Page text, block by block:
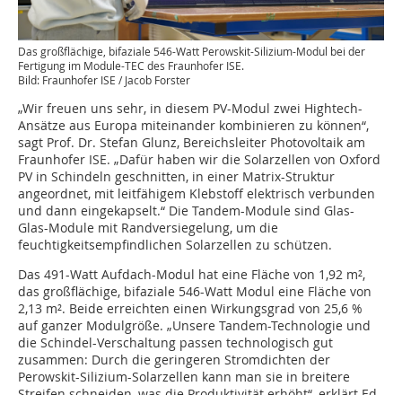
Das großflächige, bifaziale 546-Watt Perowskit-Silizium-Modul bei der
Fertigung im Module-TEC des Fraunhofer ISE.
Bild: Fraunhofer ISE / Jacob Forster
„Wir freuen uns sehr, in diesem PV-Modul zwei Hightech-
Ansätze aus Europa miteinander kombinieren zu können“,
sagt Prof. Dr. Stefan Glunz, Bereichsleiter Photovoltaik am
Fraunhofer ISE. „Dafür haben wir die Solarzellen von Oxford
PV in Schindeln geschnitten, in einer Matrix-Struktur
angeordnet, mit leitfähigem Klebstoff elektrisch verbunden
und dann eingekapselt.“ Die Tandem-Module sind Glas-
Glas-Module mit Randversiegelung, um die
feuchtigkeitsempfindlichen Solarzellen zu schützen.
Das 491-Watt Aufdach-Modul hat eine Fläche von 1,92 m²,
das großflächige, bifaziale 546-Watt Modul eine Fläche von
2,13 m². Beide erreichten einen Wirkungsgrad von 25,6 %
auf ganzer Modulgröße. „Unsere Tandem-Technologie und
die Schindel-Verschaltung passen technologisch gut
zusammen: Durch die geringeren Stromdichten der
Perowskit-Silizium-Solarzellen kann man sie in breitere